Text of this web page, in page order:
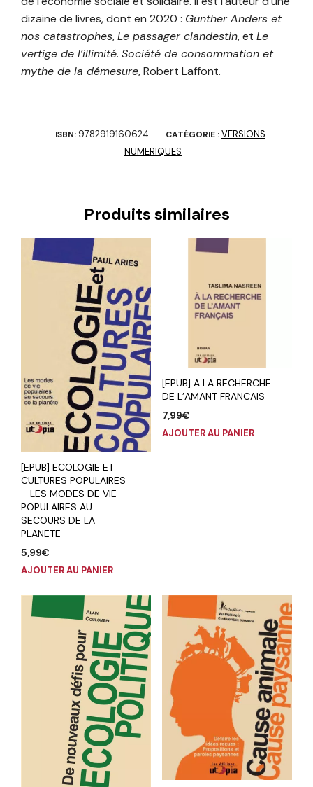
dizaine de livres, dont en 2020 : Günther Anders et
nos catastrophes,Le passager clandestin, et Le
vertige de l’illimité. Société de consommation et
mythe de la démesure, Robert Laffont.
ISBN: 9782919160624 CATÉGORIE :VERSIONS
NUMERIQUES
Produits similaires
[EPUB] ECOLOGIE ET
CULTURES POPULAIRES
– LES MODES DE VIE
POPULAIRES AU
SECOURS DE LA
PLANETE
5,99€
AJOUTER AU PANIER
[EPUB] A LA RECHERCHE
DE L’AMANT FRANCAIS
7,99€
AJOUTER AU PANIER